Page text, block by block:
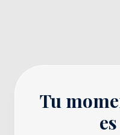
Tu